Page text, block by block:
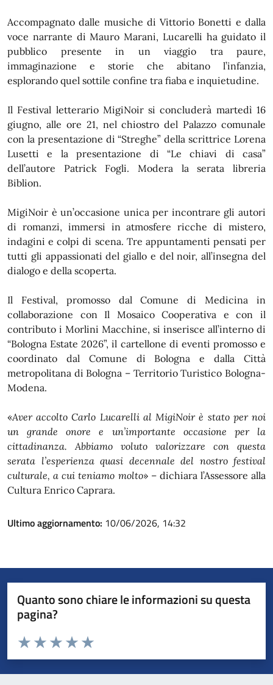
Accompagnato dalle musiche di Vittorio Bonetti e dalla
voce narrante di Mauro Marani, Lucarelli ha guidato il
pubblico presente in un viaggio tra paure,
immaginazione e storie che abitano l’infanzia,
esplorando quel sottile confine tra fiaba e inquietudine.
Il Festival letterario MigiNoir si concluderà martedì 16
giugno, alle ore 21, nel chiostro del Palazzo comunale
con la presentazione di “Streghe” della scrittrice Lorena
Lusetti e la presentazione di “Le chiavi di casa”
dell’autore Patrick Fogli. Modera la serata libreria
Biblion.
MigiNoir è un’occasione unica per incontrare gli autori
di romanzi, immersi in atmosfere ricche di mistero,
indagini e colpi di scena. Tre appuntamenti pensati per
tutti gli appassionati del giallo e del noir, all’insegna del
dialogo e della scoperta.
Il Festival, promosso dal Comune di Medicina in
collaborazione con Il Mosaico Cooperativa e con il
contributo i Morlini Macchine, si inserisce all’interno di
“Bologna Estate 2026”, il cartellone di eventi promosso e
coordinato dal Comune di Bologna e dalla Città
metropolitana di Bologna – Territorio Turistico Bologna-
Modena.
«Aver accolto Carlo Lucarelli al MigiNoir è stato per noi
un grande onore e un’importante occasione per la
cittadinanza. Abbiamo voluto valorizzare con questa
serata l’esperienza quasi decennale del nostro festival
culturale, a cui teniamo molto» – dichiara l’Assessore alla
Cultura Enrico Caprara.
Ultimo aggiornamento: 10/06/2026, 14:32
Quanto sono chiare le informazioni su questa
pagina?
Valuta da 1 a 5 stelle la pagina
Valuta 5 stelle su 5
Valuta 4 stelle su 5
Valuta 3 stelle su 5
Valuta 2 stelle su 5
Valuta 1 stelle su 5